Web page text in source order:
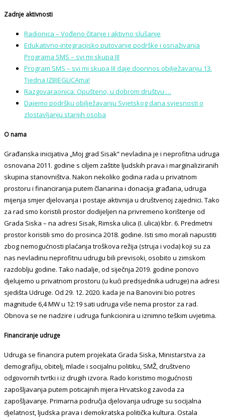
Zadnje aktivnosti
Radionica – Vođeno čitanje i aktivno slušanje
Edukativno-integracijsko putovanje podrške i osnaživanja
Programa SMS – svi mi skupa III
Program SMS – svi mi skupa III daje doprinos obilježavanju 13.
Tjedna IZBJEGLICAma!
Razgovaraonica: Opušteno, u dobrom društvu …
Dajemo podršku obilježavanju Svjetskog dana svjesnosti o
zlostavljanju starijih osoba
O nama
Građanska inicijativa „Moj grad Sisak“ nevladina je i neprofitna udruga
osnovana 2011. godine s ciljem zaštite ljudskih prava i marginaliziranih
skupina stanovništva. Nakon nekoliko godina rada u privatnom
prostoru i financiranja putem članarina i donacija građana, udruga
mijenja smjer djelovanja i postaje aktivnija u društvenoj zajednici. Tako
za rad smo koristili prostor dodijeljen na privremeno korištenje od
Grada Siska – na adresi Sisak, Rimska ulica (I. ulica) kbr. 6. Predmetni
prostor koristili smo do prosinca 2018. godine. Isti smo morali napustiti
zbog nemogućnosti plaćanja troškova režija (struja i voda) koji su za
nas nevladinu neprofitnu udrugu bili previsoki, osobito u zimskom
razdoblju godine. Tako nadalje, od siječnja 2019. godine ponovo
djelujemo u privatnom prostoru (u kući predsjednika udruge) na adresi
sjedišta Udruge. Od 29. 12. 2020. kada je na Banovini bio potres
magnitude 6,4 MW u 12:19 sati udruga više nema prostor za rad.
Obnova se ne nadzire i udruga funkcionira u iznimno teškim uvjetima.
Financiranje udruge
Udruga se financira putem projekata Grada Siska, Ministarstva za
demografiju, obitelj, mlade i socijalnu politiku, SMŽ, društveno
odgovornih tvrtki i iz drugih izvora. Rado koristimo mogućnosti
zapošljavanja putem poticajnih mjera Hrvatskog zavoda za
zapošljavanje. Primarna područja djelovanja udruge su socijalna
djelatnost, ljudska prava i demokratska politička kultura. Ostala